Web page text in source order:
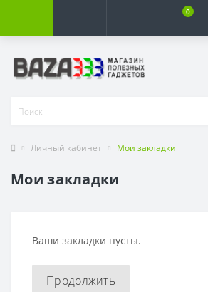
0
Личный кабинет Мои закладки
Мои закладки
Ваши закладки пусты.
Продолжить